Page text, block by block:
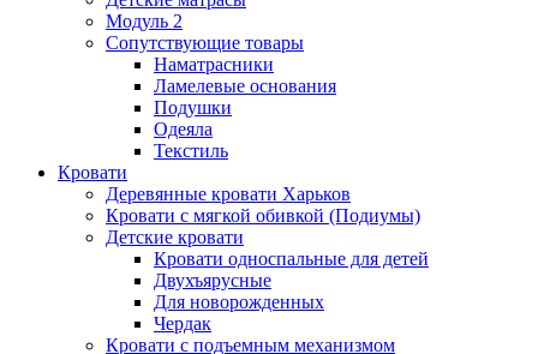
Модуль 2
Сопутствующие товары
Наматрасники
Ламелевые основания
Подушки
Одеяла
Текстиль
Кровати
Деревянные кровати Харьков
Кровати с мягкой обивкой (Подиумы)
Детские кровати
Кровати односпальные для детей
Двухъярусные
Для новорожденных
Чердак
Кровати с подъемным механизмом